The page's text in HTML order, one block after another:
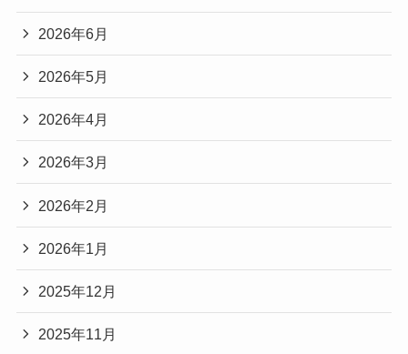
2026年6月
2026年5月
2026年4月
2026年3月
2026年2月
2026年1月
2025年12月
2025年11月